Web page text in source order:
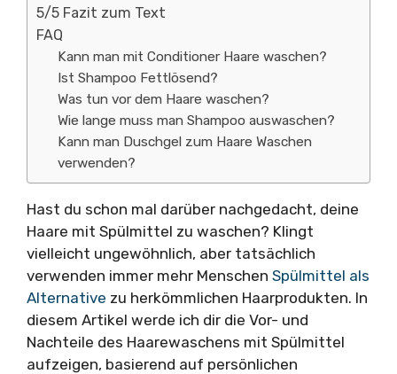
5/5 Fazit zum Text
FAQ
Kann man mit Conditioner Haare waschen?
Ist Shampoo Fettlösend?
Was tun vor dem Haare waschen?
Wie lange muss man Shampoo auswaschen?
Kann man Duschgel zum Haare Waschen
verwenden?
Hast du schon mal darüber nachgedacht, deine
Haare mit Spülmittel zu waschen? Klingt
vielleicht ungewöhnlich, aber tatsächlich
verwenden immer mehr Menschen Spülmittel als
Alternative zu herkömmlichen Haarprodukten. In
diesem Artikel werde ich dir die Vor- und
Nachteile des Haarewaschens mit Spülmittel
aufzeigen, basierend auf persönlichen